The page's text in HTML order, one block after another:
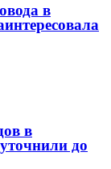
в
в
до